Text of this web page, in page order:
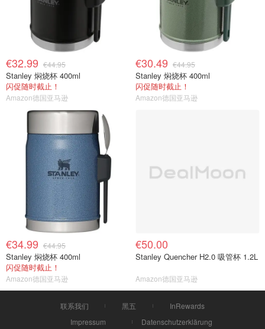
€32.99 €44.95
Stanley 焖烧杯 400ml
闪促随时截止！
Amazon德国亚马逊
€30.49 €44.95
Stanley 焖烧杯 400ml
闪促随时截止！
Amazon德国亚马逊
€34.99 €44.95
Stanley 焖烧杯 400ml
闪促随时截止！
Amazon德国亚马逊
€50.00
Stanley Quencher H2.0 吸管杯 1.2L
Amazon德国亚马逊
联系我们 黑五
InRewards
Impressum
Datenschutzerklärung